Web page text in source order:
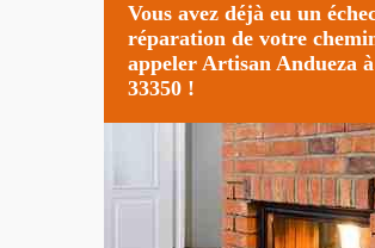
Vous avez déjà eu un
réparation de votre
appeler Artisan Andueza
33350 !